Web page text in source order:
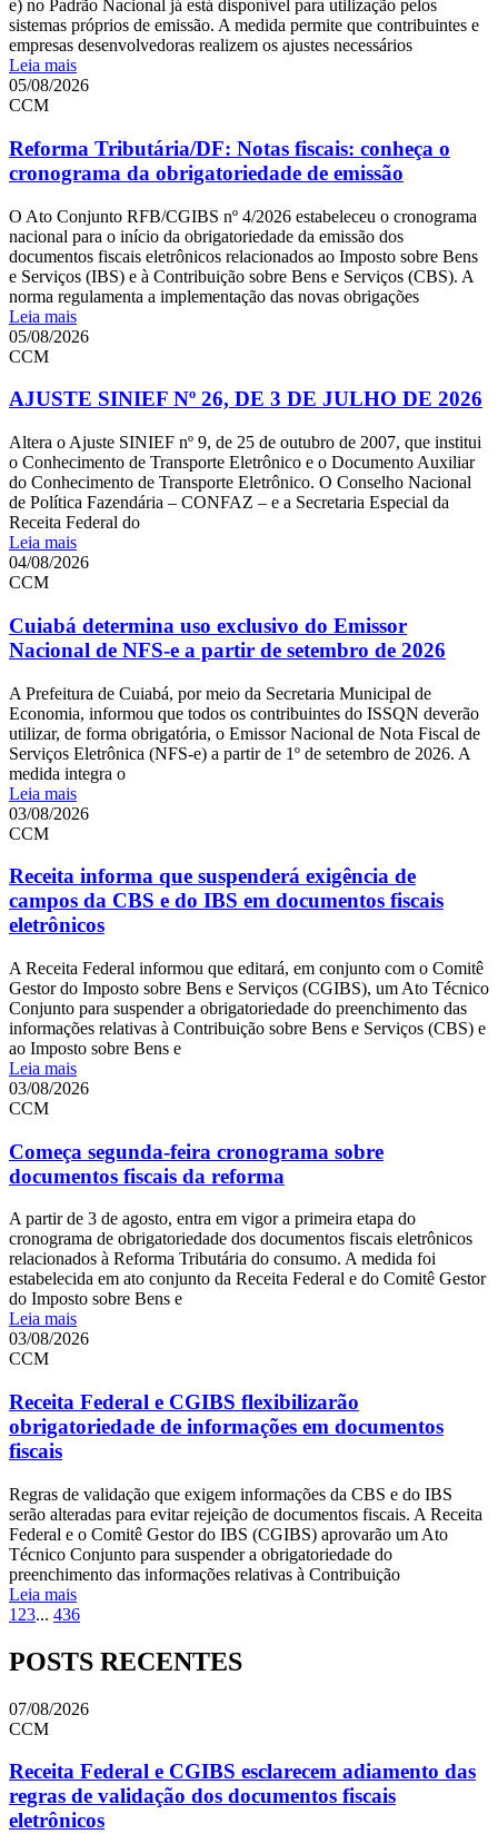
e) no Padrão Nacional já está disponível para utilização pelos
sistemas próprios de emissão. A medida permite que contribuintes e
empresas desenvolvedoras realizem os ajustes necessários
Leia mais
05/08/2026
CCM
Reforma Tributária/DF: Notas fiscais: conheça o
cronograma da obrigatoriedade de emissão
O Ato Conjunto RFB/CGIBS nº 4/2026 estabeleceu o cronograma
nacional para o início da obrigatoriedade da emissão dos
documentos fiscais eletrônicos relacionados ao Imposto sobre Bens
e Serviços (IBS) e à Contribuição sobre Bens e Serviços (CBS). A
norma regulamenta a implementação das novas obrigações
Leia mais
05/08/2026
CCM
AJUSTE SINIEF Nº 26, DE 3 DE JULHO DE 2026
Altera o Ajuste SINIEF nº 9, de 25 de outubro de 2007, que institui
o Conhecimento de Transporte Eletrônico e o Documento Auxiliar
do Conhecimento de Transporte Eletrônico. O Conselho Nacional
de Política Fazendária – CONFAZ – e a Secretaria Especial da
Receita Federal do
Leia mais
04/08/2026
CCM
Cuiabá determina uso exclusivo do Emissor
Nacional de NFS-e a partir de setembro de 2026
A Prefeitura de Cuiabá, por meio da Secretaria Municipal de
Economia, informou que todos os contribuintes do ISSQN deverão
utilizar, de forma obrigatória, o Emissor Nacional de Nota Fiscal de
Serviços Eletrônica (NFS-e) a partir de 1º de setembro de 2026. A
medida integra o
Leia mais
03/08/2026
CCM
Receita informa que suspenderá exigência de
campos da CBS e do IBS em documentos fiscais
eletrônicos
A Receita Federal informou que editará, em conjunto com o Comitê
Gestor do Imposto sobre Bens e Serviços (CGIBS), um Ato Técnico
Conjunto para suspender a obrigatoriedade do preenchimento das
informações relativas à Contribuição sobre Bens e Serviços (CBS) e
ao Imposto sobre Bens e
Leia mais
03/08/2026
CCM
Começa segunda-feira cronograma sobre
documentos fiscais da reforma
A partir de 3 de agosto, entra em vigor a primeira etapa do
cronograma de obrigatoriedade dos documentos fiscais eletrônicos
relacionados à Reforma Tributária do consumo. A medida foi
estabelecida em ato conjunto da Receita Federal e do Comitê Gestor
do Imposto sobre Bens e
Leia mais
03/08/2026
CCM
Receita Federal e CGIBS flexibilizarão
obrigatoriedade de informações em documentos
fiscais
Regras de validação que exigem informações da CBS e do IBS
serão alteradas para evitar rejeição de documentos fiscais. A Receita
Federal e o Comitê Gestor do IBS (CGIBS) aprovarão um Ato
Técnico Conjunto para suspender a obrigatoriedade do
preenchimento das informações relativas à Contribuição
Leia mais
1 23... 436
POSTS RECENTES
07/08/2026
CCM
Receita Federal e CGIBS esclarecem adiamento das
regras de validação dos documentos fiscais
eletrônicos